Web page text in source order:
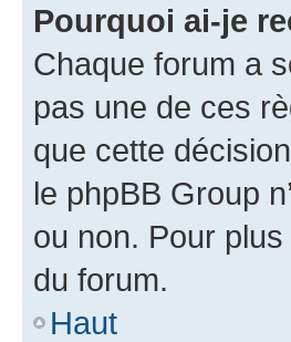
Pourquoi ai-je
Chaque forum a
pas une de ces
que cette
le phpBB Group
ou non. Pour
du forum.
Haut